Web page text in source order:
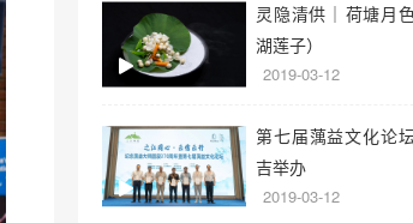
灵隐清供｜​荷塘月
湖莲子）
2019-03-12
第七届蕅益文化论
吉举办
2019-03-12